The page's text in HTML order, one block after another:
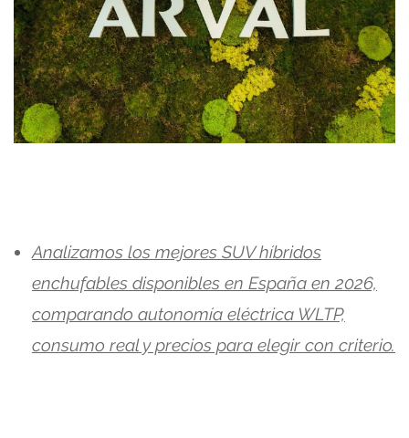
Analizamos los mejores SUV híbridos
enchufables disponibles en España en 2026,
comparando autonomía eléctrica WLTP,
consumo real y precios para elegir con criterio.